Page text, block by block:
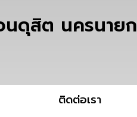
นดุสิต นครนายก
ติดต่อเรา